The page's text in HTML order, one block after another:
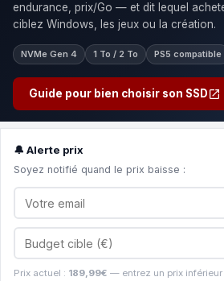
endurance, prix/Go — et dit lequel
ciblez Windows, les jeux ou la création.
NVMe Gen 4 1 To / 2 To PS5 compatible
Guide pour bien choisir son SSD
🔔 Alerte prix
Soyez notifié quand le prix baisse :
Prix actuel : 189,99€ — entrez un prix inférieur